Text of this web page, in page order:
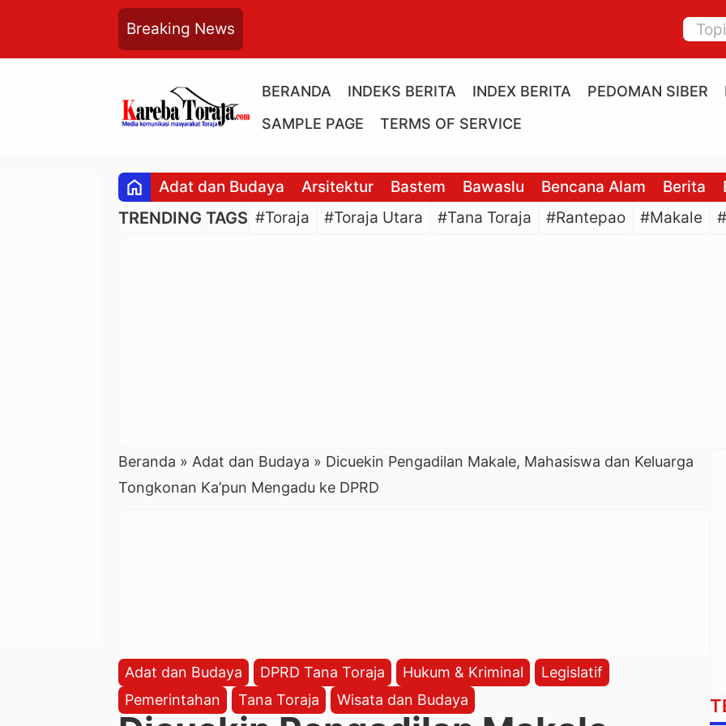
Breaking News
BERANDA INDEKS BERITA INDEX BERITA PEDOMAN SIBER
SAMPLE PAGE
TERMS OF SERVICE
home Adat dan Budaya Arsitektur Bastem Bawaslu Bencana Alam Berita
TRENDING TAGS #Toraja #Toraja Utara #Tana Toraja #Rantepao #Makale
Beranda » Adat dan Budaya » Dicuekin Pengadilan Makale, Mahasiswa dan Keluarga
Tongkonan Ka’pun Mengadu ke DPRD
Adat dan Budaya DPRD Tana Toraja Hukum & Kriminal
Legislatif
Pemerintahan
Tana Toraja Wisata dan Budaya